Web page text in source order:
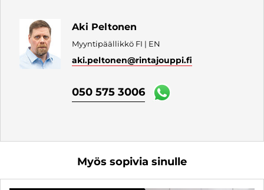
Aki Peltonen
Myyntipäällikkö FI | EN
aki.peltonen@rintajouppi.fi
050 575 3006
Myös sopivia sinulle